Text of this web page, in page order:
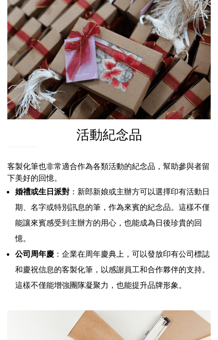
活動紀念品
客製化筆也非常適合作為各類活動的紀念品，幫助參與者留
下美好的回憶。
婚禮或生日派對 ：新郎新娘或主辦方可以選擇印有活動日
期、名字或特別訊息的筆，作為來賓的紀念品。這樣不僅
能讓來賓感受到主辦方的用心，也能成為日後珍貴的回
憶。
公司周年慶 ：企業在周年慶典上，可以發放印有公司標誌
和慶祝信息的客製化筆，以感謝員工和合作夥伴的支持。
這樣不僅能增強團隊凝聚力，也能提升品牌形象。